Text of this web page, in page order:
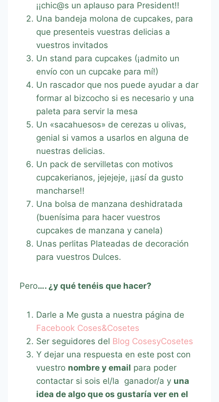
¡¡chic@s un aplauso para President!!
Una bandeja molona de cupcakes, para
que presenteis vuestras delicias a
vuestros invitados
Un stand para cupcakes (¡admito un
envío con un cupcake para mí!)
Un rascador que nos puede ayudar a dar
formar al bizcocho si es necesario y una
paleta para servir la mesa
Un «sacahuesos» de cerezas u olivas,
genial si vamos a usarlos en alguna de
nuestras delicias.
Un pack de servilletas con motivos
cupcakerianos, jejejeje, ¡¡así da gusto
mancharse!!
Una bolsa de manzana deshidratada
(buenísima para hacer vuestros
cupcakes de manzana y canela)
Unas perlitas Plateadas de decoración
para vuestros Dulces.
Pero…. ¿y qué tenéis que hacer?
Darle a Me gusta a nuestra página de
Facebook Coses&Cosetes
Ser seguidores del Blog CosesyCosetes
Y dejar una respuesta en este post con
vuestro nombre y email para poder
contactar si sois el/la ganador/a y una
idea de algo que os gustaría ver en el